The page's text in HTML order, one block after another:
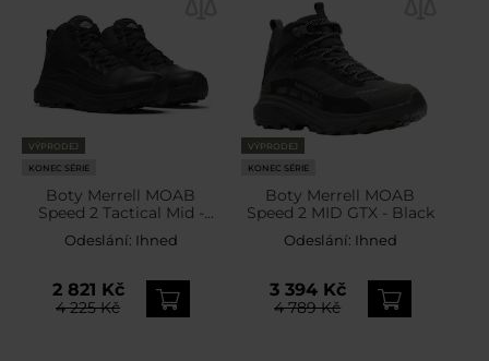
VÝPRODEJ
KONEC SÉRIE
Boty Merrell MOAB
Speed 2 Tactical Mid -
Black
Odeslání: Ihned
2 821 Kč
4 225 Kč
VÝPRODEJ
KONEC SÉRIE
Boty Merrell MOAB
Speed 2 MID GTX - Black
Odeslání: Ihned
3 394 Kč
4 789 Kč